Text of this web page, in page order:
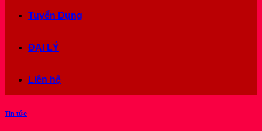
Tuyển Dụng
ĐẠI LÝ
Liên hệ
Tin tức